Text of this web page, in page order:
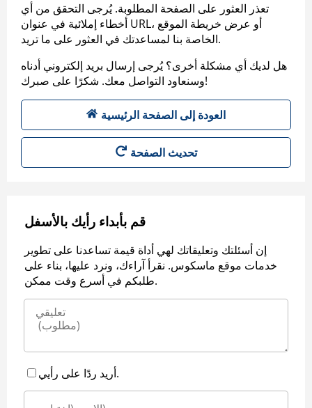
تعذر العثور على الصفحة المطلوبة. يُرجى التحقق من أي
أخطاء إملائية في عنوان URL، أو عرض خريطة الموقع
الخاصة بنا لمساعدتك في العثور على ما تريد.
هل لديك أي مشكلة أخرى؟ يُرجى إرسال بريد إلكتروني أدناه
وسنعاود التواصل معك. شكرًا على صبرك!
العودة إلى الصفحة الرئيسية
تحديث الصفحة
قم بأبداء رأيك بالأسفل
إن أسئلتك وتعليقاتك لهي أداة قيمة تساعدنا على تطوير
خدمات موقع ماسكوس. نقرأ آراءك، ونرد عليها، بناء على
طلبكم في أسرع وقت ممكن.
أريد ردًا على رأيي.